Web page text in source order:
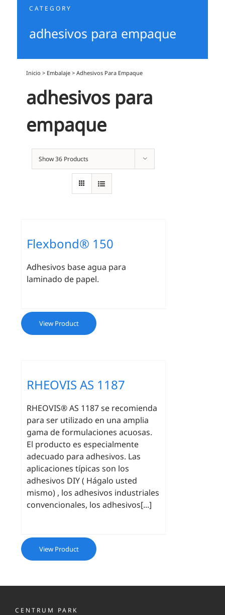
CATEGORY
adhesivos para empaque
Inicio > Embalaje >Adhesivos Para Empaque
adhesivos para
empaque
Show36 Products
Flexbond® 150
Adhesivos base agua para
laminado de papel.
View Product
RHEOVIS AS 1187
RHEOVIS® AS 1187 se recomienda
para ser utilizado en una amplia
gama de formulaciones acuosas.
El producto es especialmente
adecuado para adhesivos. Las
aplicaciones típicas son los
adhesivos DIY ( Hágalo usted
mismo) , los adhesivos industriales
convencionales, los adhesivos[...]
View Product
CENTRUM PARK